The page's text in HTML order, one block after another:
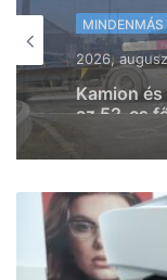
MINDENMÁS
2026,
Íme a
helyen is
MINDENMÁS
2026,
Csoda
eltűnik a